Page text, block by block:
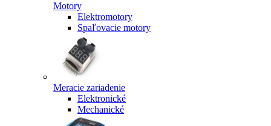
Motory
Elektromotory
Spaľovacie motory
Meracie zariadenie
Elektronické
Mechanické